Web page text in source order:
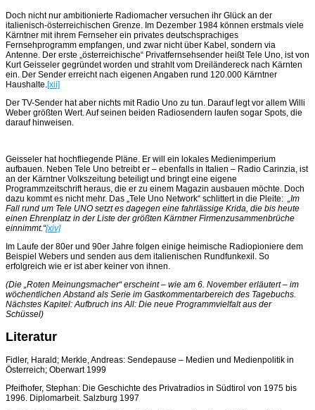
Doch nicht nur ambitionierte Radiomacher versuchen ihr Glück an der
italienisch-österreichischen Grenze. Im Dezember 1984 können erstmals viele
Kärntner mit ihrem Fernseher ein privates deutschsprachiges
Fernsehprogramm empfangen, und zwar nicht über Kabel, sondern via
Antenne. Der erste „österreichische“ Privatfernsehsender heißt Tele Uno, ist von
Kurt Geisseler gegründet worden und strahlt vom Dreiländereck nach Kärnten
ein. Der Sender erreicht nach eigenen Angaben rund 120.000 Kärntner
Haushalte. [xii]
Der TV-Sender hat aber nichts mit Radio Uno zu tun. Darauf legt vor allem Willi
Weber größten Wert. Auf seinen beiden Radiosendern laufen sogar Spots, die
darauf hinweisen.
Geisseler hat hochfliegende Pläne. Er will ein lokales Medienimperium
aufbauen. Neben Tele Uno betreibt er – ebenfalls in Italien – Radio Carinzia, ist
an der Kärntner Volkszeitung beteiligt und bringt eine eigene
Programmzeitschrift heraus, die er zu einem Magazin ausbauen möchte. Doch
dazu kommt es nicht mehr. Das „Tele Uno Network“ schlittert in die Pleite:
„Im
Fall rund um Tele UNO setzt es dagegen eine fahrlässige Krida, die bis heute
einen Ehrenplatz in der Liste der größten Kärntner Firmenzusammenbrüche
einnimmt.“[xiv]
Im Laufe der 80er und 90er Jahre folgen einige heimische Radiopioniere dem
Beispiel Webers und senden aus dem italienischen Rundfunkexil. So
erfolgreich wie er ist aber keiner von ihnen.
(Die „Roten Meinungsmacher“ erscheint – wie am 6. November erläutert – im
wöchentlichen Abstand als Serie im Gastkommentarbereich des Tagebuchs.
Nächstes Kapitel: Aufbruch ins All: Die neue Programmvielfalt aus der
Schüssel)
Literatur
Fidler, Harald; Merkle, Andreas: Sendepause – Medien und Medienpolitik in
Österreich; Oberwart 1999
Pfeifhofer, Stephan: Die Geschichte des Privatradios in Südtirol von 1975 bis
1996. Diplomarbeit. Salzburg 1997